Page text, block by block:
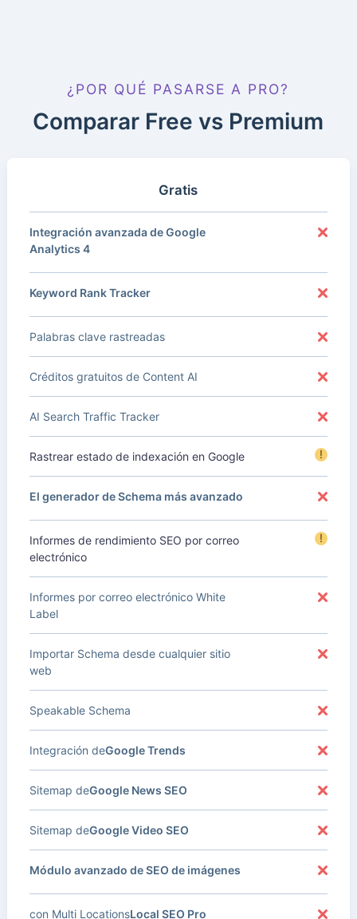
¿POR QUÉ PASARSE A PRO?
Comparar Free vs Premium
Gratis
Integración avanzada de Google
Analytics 4
Keyword Rank Tracker
Palabras clave rastreadas
Créditos gratuitos de Content AI
AI Search Traffic Tracker
Rastrear estado de indexación en Google !
El generador de Schema más avanzado
Informes de rendimiento SEO por correo
electrónico
!
Informes por correo electrónico White
Label
Importar Schema desde cualquier sitio
web
Speakable Schema
Integración deGoogle Trends
Sitemap deGoogle News SEO
Sitemap deGoogle Video SEO
Módulo avanzado de SEO de imágenes
Local SEO Pro
con Multi Locations